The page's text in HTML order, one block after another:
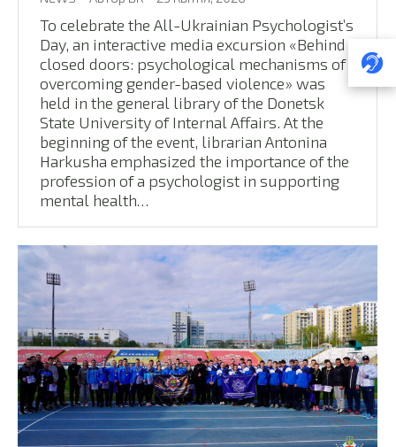
To celebrate the All-Ukrainian Psychologist’s
Day, an interactive media excursion «Behind
closed doors: psychological mechanisms of
overcoming gender-based violence» was
held in the general library of the Donetsk
State University of Internal Affairs. At the
beginning of the event, librarian Antonina
Harkusha emphasized the importance of the
profession of a psychologist in supporting
mental health…